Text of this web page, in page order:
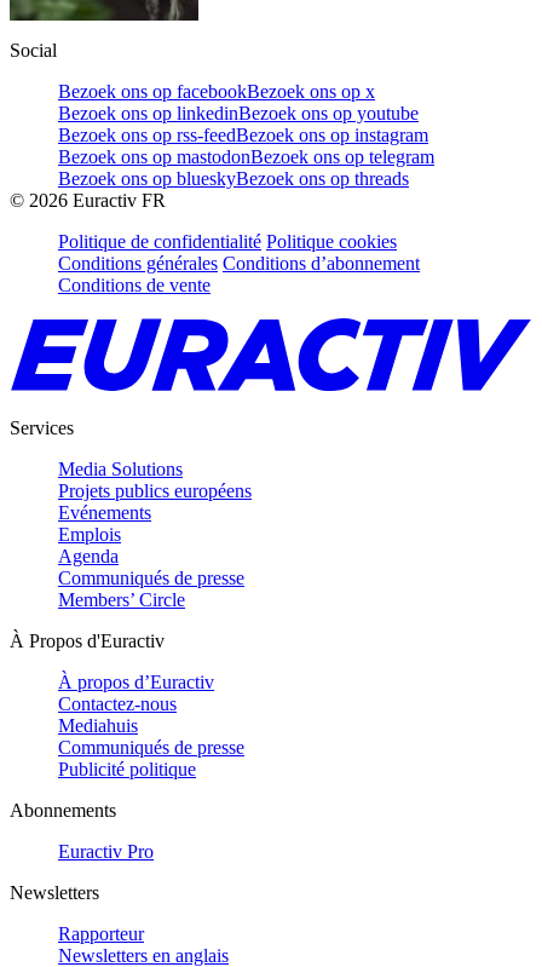
Social
Bezoek ons op facebookBezoek ons op x
Bezoek ons op linkedinBezoek ons op youtube
Bezoek ons op rss-feedBezoek ons op instagram
Bezoek ons op mastodonBezoek ons op telegram
Bezoek ons op blueskyBezoek ons op threads
© 2026 Euractiv FR
Politique de confidentialité Politique cookies
Conditions générales Conditions d’abonnement
Conditions de vente
Services
Media Solutions
Projets publics européens
Evénements
Emplois
Agenda
Communiqués de presse
Members’ Circle
À Propos d'Euractiv
À propos d’Euractiv
Contactez-nous
Mediahuis
Communiqués de presse
Publicité politique
Abonnements
Euractiv Pro
Newsletters
Rapporteur
Newsletters en anglais